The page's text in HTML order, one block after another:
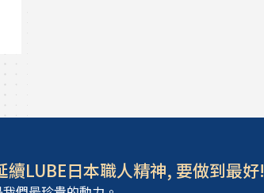
LUBE日本職人精神, 要做到最好!